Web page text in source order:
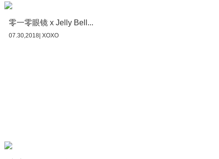
零一零眼镜 x Jelly Bell...
07.30,2018| XOXO